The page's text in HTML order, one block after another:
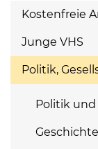
Kostenfreie
Junge VHS
Politik,
Politik